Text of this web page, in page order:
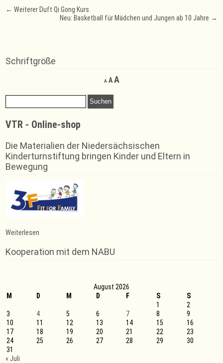
Post
← Weiterer Duft Qi Gong Kurs
Neu: Basketball für Mädchen und Jungen ab 10 Jahre →
Schriftgröße
A
Decrease
font
AReset
size.
AIncrease
Suchen
nach:
VTR - Online-shop
Die Materialien der Niedersächsischen
Kinderturnstiftung bringen Kinder und Eltern in
Bewegung
Weiterlesen
der
Wanderabteilung
Kooperation mit dem NABU
August 2026
M
D M D F S
S
1
2
3
4 5 6 7 8
9
10
11 12 13 14 15
16
17
18 19 20 21 22
23
24
25 26 27 28 29
30
31
« Juli